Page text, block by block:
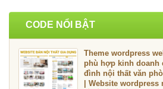
CODE NỔI BẬT
Theme wordpress
phù hợp kinh doanh
đình nội thất văn
| Website